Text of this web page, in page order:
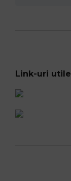
Link-uri utile